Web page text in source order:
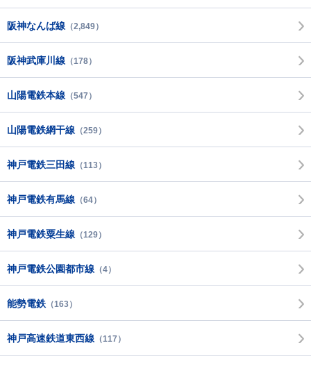
阪神なんば線 （2,849）
阪神武庫川線 （178）
山陽電鉄本線 （547）
山陽電鉄網干線 （259）
神戸電鉄三田線 （113）
神戸電鉄有馬線 （64）
神戸電鉄粟生線 （129）
神戸電鉄公園都市線 （4）
能勢電鉄 （163）
神戸高速鉄道東西線 （117）